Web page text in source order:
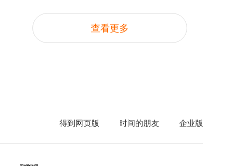
查看更多
得到网页版 时间的朋友 企业版